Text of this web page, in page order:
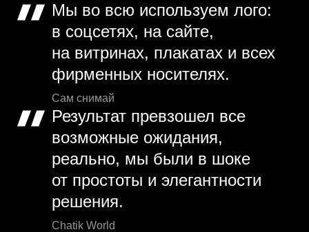
Мы во всю используем лого:
в соцсетях, на сайте,
на витринах, плакатах и всех
фирменных носителях.
Сам снимай
Результат превзошел все
возможные ожидания,
реально, мы были в шоке
от простоты и элегантности
решения.
Chatik World